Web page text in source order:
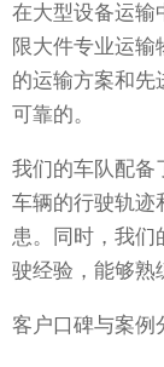
在大型设备运输
限大件专业运
的运输方案和先
可靠的。
我们的车队配备
车辆的行驶轨迹
患。同时，我们
驶经验，能够熟
客户口碑与案例